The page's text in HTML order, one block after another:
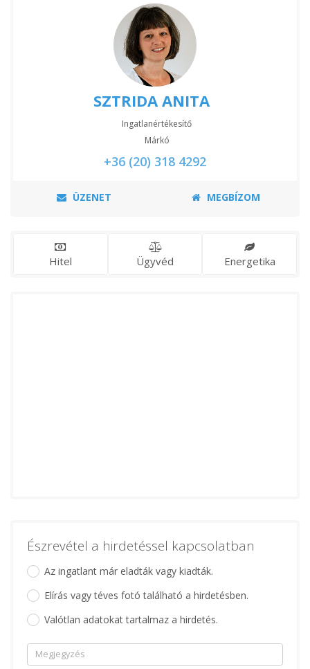
SZTRIDA ANITA
Ingatlanértékesítő
Márkó
+36 (20) 318 4292
ÜZENET MEGBÍZOM
Hitel Ügyvéd Energetika
Észrevétel a hirdetéssel kapcsolatban
Az ingatlant már eladták vagy kiadták.
Elírás vagy téves fotó található a hirdetésben.
Valótlan adatokat tartalmaz a hirdetés.